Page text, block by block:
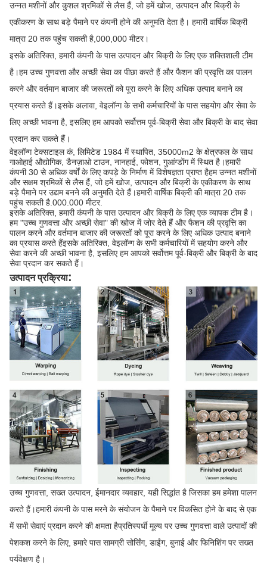
उन्नत मशीनों और कुशल श्रमिकों से लैस हैं, जो हमें खोज, उत्पादन और बिक्री के
एकीकरण के साथ बड़े पैमाने पर कंपनी होने की अनुमति देता है। हमारी वार्षिक बिक्री
मात्रा 20 तक पहुंच सकती है,000,000 मीटर।
इसके अतिरिक्त, हमारी कंपनी के पास उत्पादन और बिक्री के लिए एक शक्तिशाली टीम
है।हम उच्च गुणवत्ता और अच्छी सेवा का पीछा करते हैं और फैशन की प्रवृत्ति का पालन
करने और वर्तमान बाजार की जरूरतों को पूरा करने के लिए अधिक उत्पाद बनाने का
प्रयास करते हैं।इसके अलावा, वेइलॉन्ग के सभी कर्मचारियों के पास सहयोग और सेवा के
लिए अच्छी भावना है, इसलिए हम आपको सर्वोत्तम पूर्व-बिक्री सेवा और बिक्री के बाद सेवा
प्रदान कर सकते हैं।
वेइलॉन्ग टेक्सटाइल कं, लिमिटेड 1984 में स्थापित, 35000m2 के क्षेत्रफल के साथ
गाओहाई औद्योगिक, डैनज़ाओ टाउन, नानहाई, फोशन, गुआंग्डोंग में स्थित है।हमारी
कंपनी 30 से अधिक वर्षों के लिए कपड़े के निर्माण में विशेषज्ञता प्राप्त हैहम उन्नत मशीनों
और सक्षम श्रमिकों से लैस हैं, जो हमें खोज, उत्पादन और बिक्री के एकीकरण के साथ
बड़े पैमाने पर उद्यम बनने की अनुमति देते हैं।हमारी वार्षिक बिक्री की मात्रा 20 तक
पहुंच सकती है.000.000 मीटर.
इसके अतिरिक्त, हमारी कंपनी के पास उत्पादन और बिक्री के लिए एक व्यापक टीम है।
हम "उच्च गुणवत्ता और अच्छी सेवा" की खोज में जोर देते हैं और फैशन की प्रवृत्ति का
पालन करने और वर्तमान बाजार की जरूरतों को पूरा करने के लिए अधिक उत्पाद बनाने
का प्रयास करते हैंइसके अतिरिक्त, वेइलॉन्ग के सभी कर्मचारियों में सहयोग करने और
सेवा करने की अच्छी भावना है, इसलिए हम आपको सर्वोत्तम पूर्व-बिक्री और बिक्री के बाद
सेवा प्रदान कर सकते हैं।
उत्पादन प्रक्रिया:
उच्च गुणवत्ता, सख्त उत्पादन, ईमानदार व्यवहार, यही सिद्धांत है जिसका हम हमेशा पालन
करते हैं।हमारी कंपनी के पास मरने के संयोजन के पैमाने पर विकसित होने के बाद से एक
में सभी सेवाएं प्रदान करने की क्षमता हैप्रतिस्पर्धी मूल्य पर उच्च गुणवत्ता वाले उत्पादों की
पेशकश करने के लिए, हमारे पास सामग्री सोर्सिंग, डाईंग, बुनाई और फिनिशिंग पर सख्त
पर्यवेक्षण है।